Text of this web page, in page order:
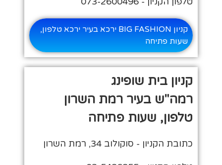
קניון BIG FASHION ירכא בעיר ירכא טלפון,
שעות פתיחה
קניון בית שופינג
רמה"ש בעיר רמת השרון
טלפון, שעות פתיחה
כתובת הקניון - סוקולוב 34, רמת השרון